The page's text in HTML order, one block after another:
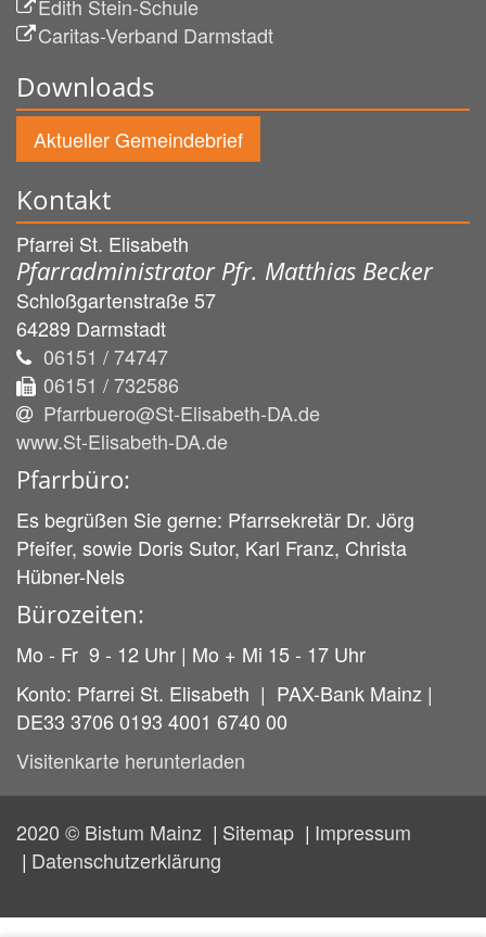
Edith Stein-Schule
Caritas-Verband Darmstadt
Downloads
Aktueller Gemeindebrief
Kontakt
Pfarrei St. Elisabeth
Pfarradministrator Pfr. Matthias Becker
Schloßgartenstraße 57
64289 Darmstadt
06151 / 74747
06151 / 732586
Pfarrbuero@St-Elisabeth-DA.de
www.St-Elisabeth-DA.de
Pfarrbüro:
Es begrüßen Sie gerne: Pfarrsekretär Dr. Jörg
Pfeifer, sowie Doris Sutor, Karl Franz, Christa
Hübner-Nels
Bürozeiten:
Mo - Fr 9 - 12 Uhr | Mo + Mi 15 - 17 Uhr
Konto: Pfarrei St. Elisabeth | PAX-Bank Mainz |
DE33 3706 0193 4001 6740 00
Visitenkarte herunterladen
2020 © Bistum Mainz Sitemap
Impressum
Datenschutzerklärung